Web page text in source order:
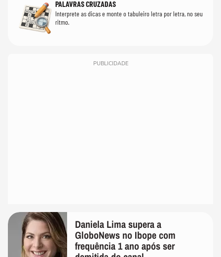
PALAVRAS CRUZADAS
Interprete as dicas e monte o tabuleiro letra por letra, no seu
ritmo.
PUBLICIDADE
Daniela Lima supera a
GloboNews no Ibope com
frequência 1 ano após ser